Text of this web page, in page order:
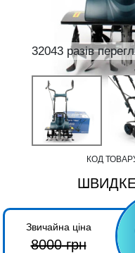
32043 разів
КОД
Звичайна ціна
8000грн